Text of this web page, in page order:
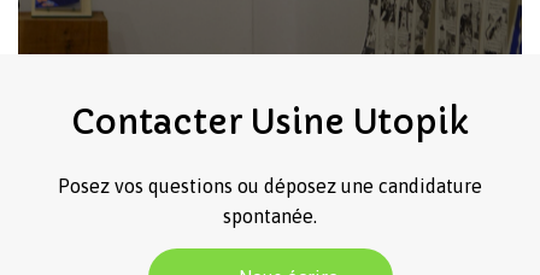
Contacter Usine Utopik
Posez vos questions ou déposez une candidature
spontanée.